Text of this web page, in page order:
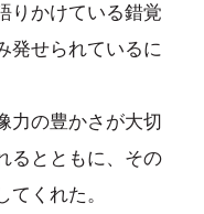
りかけている錯覚
発せられているに
力の豊かさが大切
るとともに、その
くれた。